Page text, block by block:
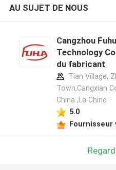
AU SUJET DE NOUS
Cangzhou
Technology
du fabricant
Tian Village,
Town,Cangxian
China ,La Chine
5.0
Fournisseur